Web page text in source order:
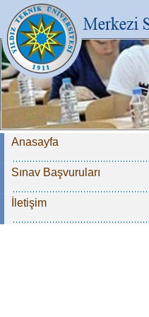
Anasayfa
Sınav Başvuruları
İletişim